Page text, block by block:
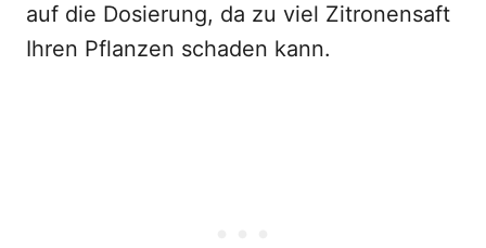
auf die Dosierung, da zu viel Zitronensaft
Ihren Pflanzen schaden kann.